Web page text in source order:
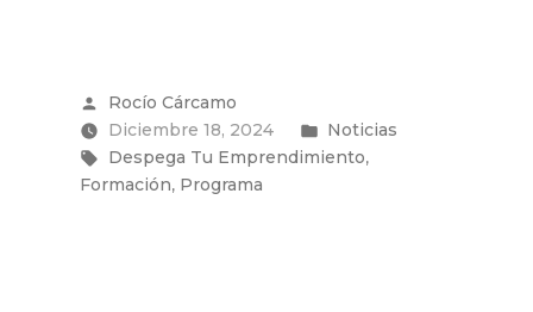
la
tercera
versión
del
Publicado
por
Rocío Cárcamo
Diciembre 18, 2024
Publicado
en
Noticias
Etiquetas:
Despega Tu Emprendimiento,
Formación, Programa